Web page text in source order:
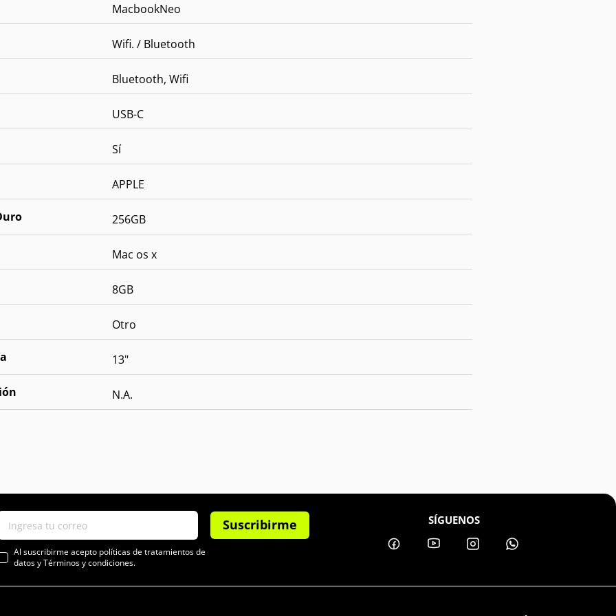
MacbookNeo
Wifi. / Bluetooth
Bluetooth, Wifi
USB-C
Sí
APPLE
256GB
Mac os x
8GB
Otro
13"
N.A.
Suscribirme
Al suscribirme acepto políticas de tratamientos de
datos y Términos y condiciones.
SÍGUENOS